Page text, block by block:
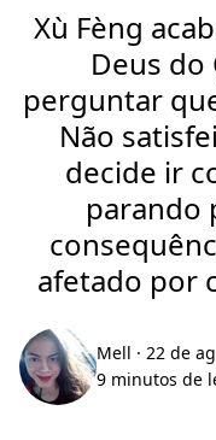
Xù Fèng
Deus do
perguntar
Não
decide ir
parando
afetado por
Mell · 22 de
9 minutos de